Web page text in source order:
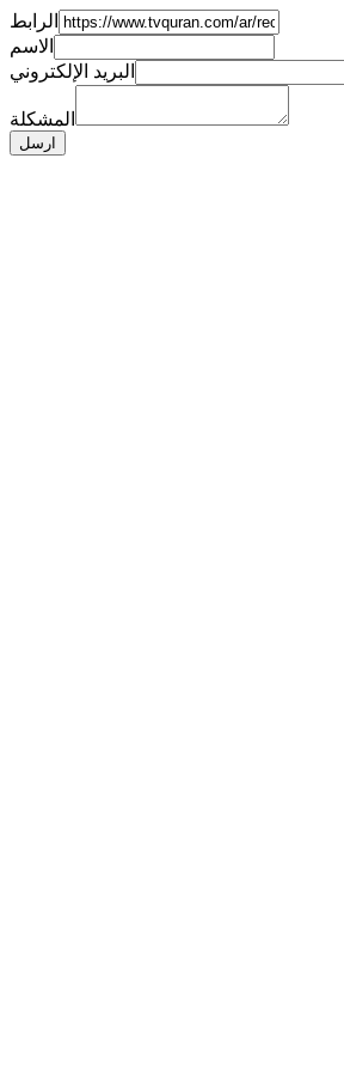
الرابط
الاسم
البريد الإلكتروني
المشكلة
ارسل